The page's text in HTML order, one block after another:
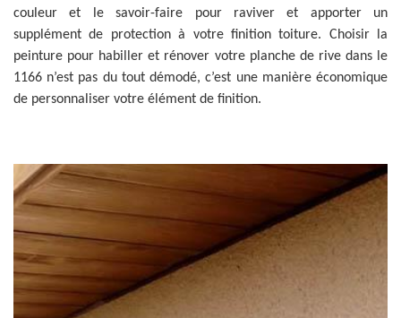
couleur et le savoir-faire pour raviver et apporter un
supplément de protection à votre finition toiture. Choisir la
peinture pour habiller et rénover votre planche de rive dans le
1166 n’est pas du tout démodé, c’est une manière économique
de personnaliser votre élément de finition.